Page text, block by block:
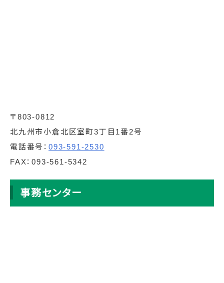
〒803-0812
北九州市小倉北区室町3丁目1番2号
電話番号： 093-591-2530
FAX：093-561-5342
事務センター